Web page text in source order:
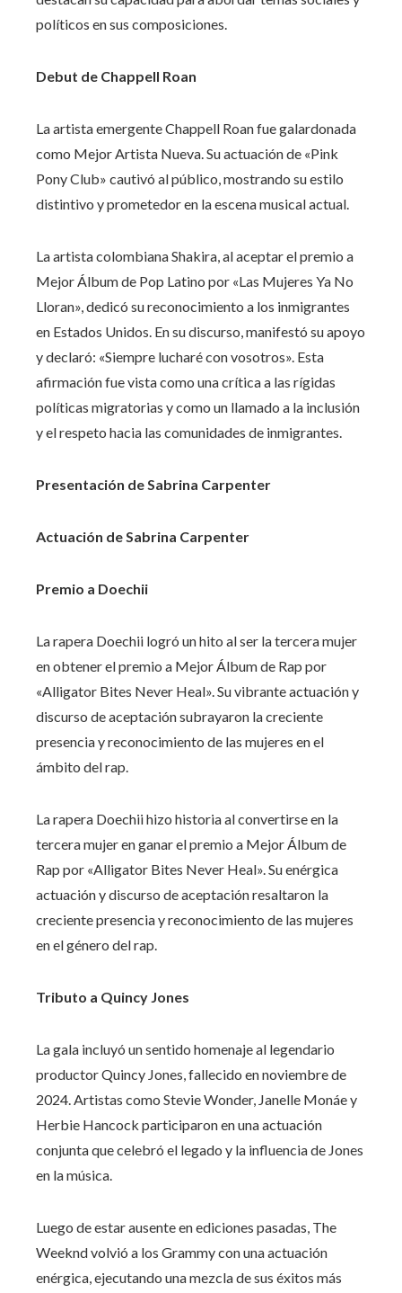
políticos en sus composiciones.
Debut de Chappell Roan
La artista emergente Chappell Roan fue galardonada
como Mejor Artista Nueva. Su actuación de «Pink
Pony Club» cautivó al público, mostrando su estilo
distintivo y prometedor en la escena musical actual.
La artista colombiana Shakira, al aceptar el premio a
Mejor Álbum de Pop Latino por «Las Mujeres Ya No
Lloran», dedicó su reconocimiento a los inmigrantes
en Estados Unidos. En su discurso, manifestó su apoyo
y declaró: «Siempre lucharé con vosotros». Esta
afirmación fue vista como una crítica a las rígidas
políticas migratorias y como un llamado a la inclusión
y el respeto hacia las comunidades de inmigrantes.
Presentación de Sabrina Carpenter
Actuación de Sabrina Carpenter
Premio a Doechii
La rapera Doechii logró un hito al ser la tercera mujer
en obtener el premio a Mejor Álbum de Rap por
«Alligator Bites Never Heal». Su vibrante actuación y
discurso de aceptación subrayaron la creciente
presencia y reconocimiento de las mujeres en el
ámbito del rap.
La rapera Doechii hizo historia al convertirse en la
tercera mujer en ganar el premio a Mejor Álbum de
Rap por «Alligator Bites Never Heal». Su enérgica
actuación y discurso de aceptación resaltaron la
creciente presencia y reconocimiento de las mujeres
en el género del rap.
Tributo a Quincy Jones
La gala incluyó un sentido homenaje al legendario
productor Quincy Jones, fallecido en noviembre de
2024. Artistas como Stevie Wonder, Janelle Monáe y
Herbie Hancock participaron en una actuación
conjunta que celebró el legado y la influencia de Jones
en la música.
Luego de estar ausente en ediciones pasadas, The
Weeknd volvió a los Grammy con una actuación
enérgica, ejecutando una mezcla de sus éxitos más